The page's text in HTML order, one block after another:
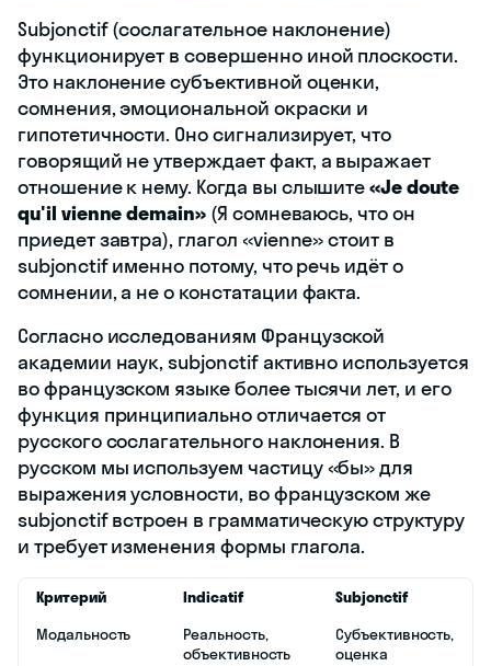
Subjonctif (сослагательное наклонение)
функционирует в совершенно иной плоскости.
Это наклонение субъективной оценки,
сомнения, эмоциональной окраски и
гипотетичности. Оно сигнализирует, что
говорящий не утверждает факт, а выражает
отношение к нему. Когда вы слышите«Je doute
qu'il vienne demain» (Я сомневаюсь, что он
приедет завтра), глагол «vienne» стоит в
subjonctif именно потому, что речь идёт о
сомнении, а не о констатации факта.
Согласно исследованиям Французской
академии наук, subjonctif активно используется
во французском языке более тысячи лет, и его
функция принципиально отличается от
русского сослагательного наклонения. В
русском мы используем частицу «бы» для
выражения условности, во французском же
subjonctif встроен в грамматическую структуру
и требует изменения формы глагола.
Критерий Indicatif
Subjonctif
Модальность
Реальность,
объективность
Субъективность,
оценка